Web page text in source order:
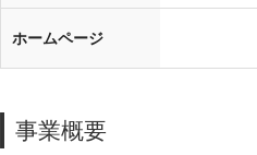
ホームページ
事業概要